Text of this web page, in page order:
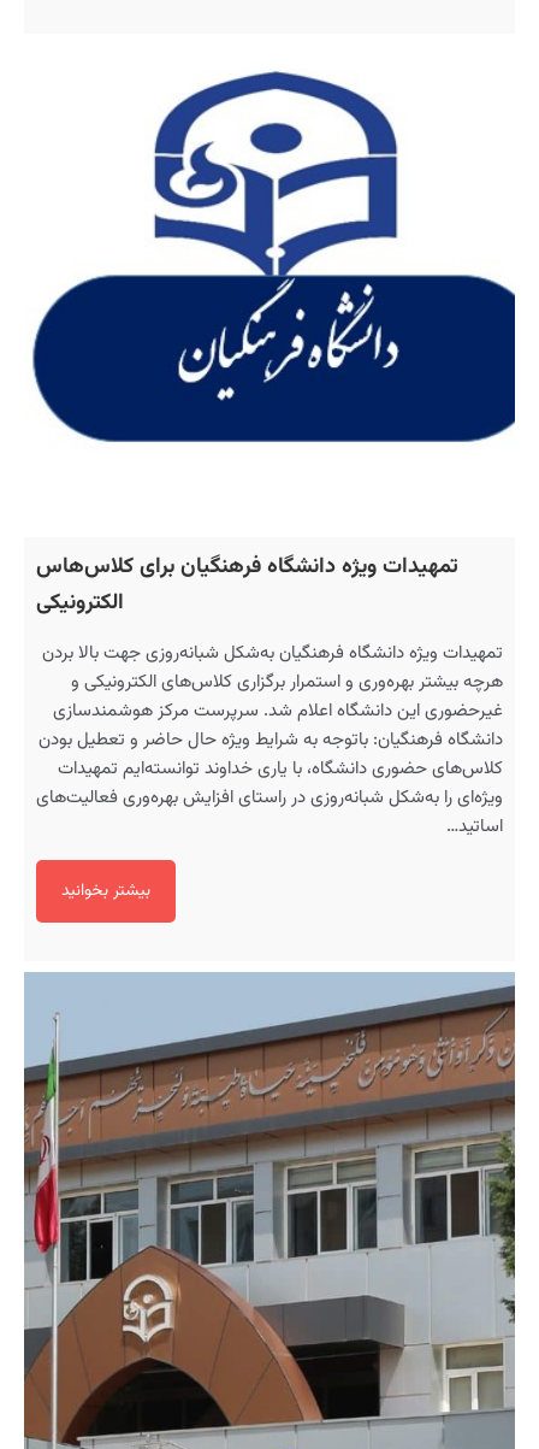
تمهیدات ویژه دانشگاه فرهنگیان برای کلاس‌هاس
الکترونیکی
تمهیدات ویژه دانشگاه فرهنگیان به‌شکل شبانه‌روزی جهت بالا بردن
هرچه بیشتر بهره‌وری و استمرار برگزاری کلاس‌های الکترونیکی و
غیرحضوری این دانشگاه اعلام شد. سرپرست مرکز هوشمندسازی
دانشگاه فرهنگیان: باتوجه به شرایط ویژه حال حاضر و تعطیل بودن
کلاس‌های حضوری دانشگاه، با یاری خداوند توانسته‌ایم تمهیدات
ویژه‌ای را به‌شکل شبانه‌روزی در راستای افزایش بهره‌وری فعالیت‌های
اساتید…
بیشتر بخوانید